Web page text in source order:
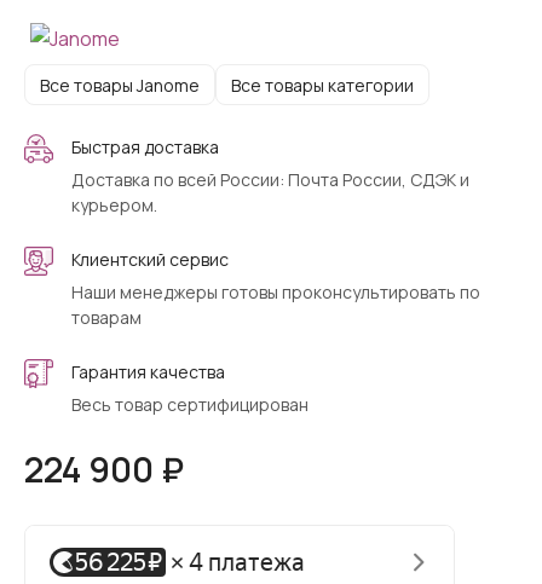
Все товары Janome Все товары категории
Быстрая доставка
Доставка по всей России: Почта России, СДЭК и
курьером.
Клиентский сервис
Наши менеджеры готовы проконсультировать по
товарам
Гарантия качества
Весь товар сертифицирован
224 900 ₽